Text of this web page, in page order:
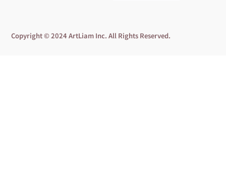
Copyright © 2024 ArtLiam Inc. All Rights Reserved.